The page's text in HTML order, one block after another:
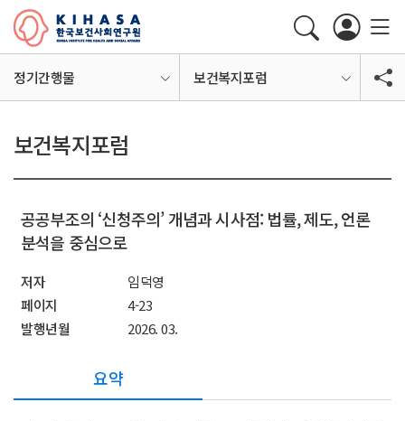
정기간행물 보건복지포럼
보건복지포럼
공공부조의 ‘신청주의’ 개념과 시사점: 법률, 제도, 언론
분석을 중심으로
저자
임덕영
페이지
4-23
발행년월
2026. 03.
요약